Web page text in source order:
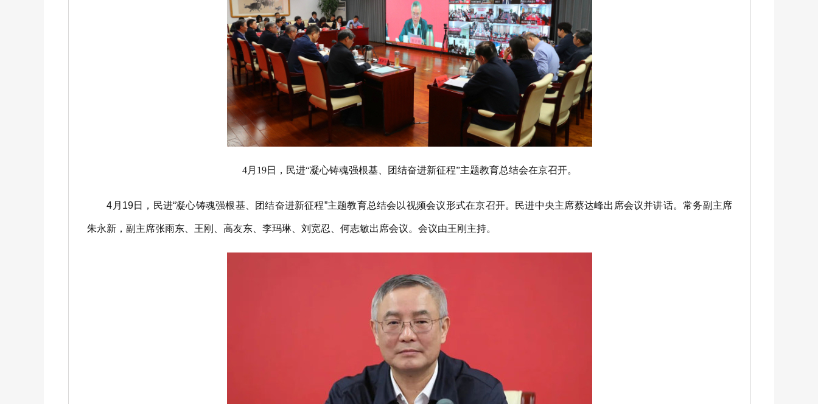
4月19日，民进“凝心铸魂强根基、团结奋进新征程”主题教育总结会在京召开。
4月19日，民进“凝心铸魂强根基、团结奋进新征程”主题教育总结会以视频会议形式在京召开。民进中央主席蔡达峰出席会议并讲话。常务副主席
朱永新，副主席张雨东、王刚、高友东、李玛琳、刘宽忍、何志敏出席会议。会议由王刚主持。